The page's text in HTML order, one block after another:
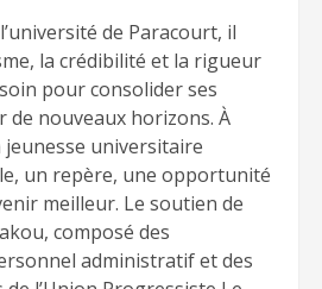
de Paracourt, il
la crédibilité et la rigueur
pour consolider ses
de nouveaux horizons. À
jeunesse universitaire
un repère, une opportunité
meilleur. Le soutien de
composé des
administratif et des